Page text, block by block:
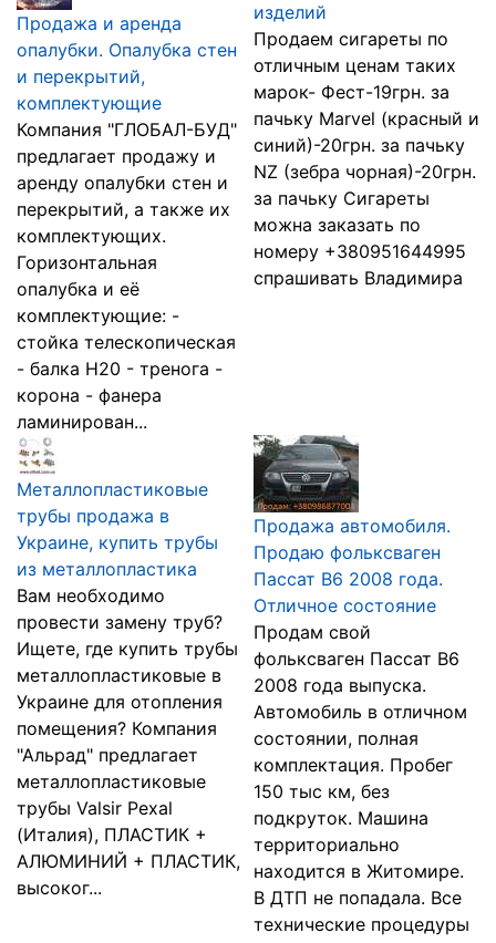
Продажа и аренда
опалубки. Опалубка стен
и перекрытий,
комплектующие
Компания "ГЛОБАЛ-БУД"
предлагает продажу и
аренду опалубки стен и
перекрытий, а также их
комплектующих.
Горизонтальная
опалубка и её
комплектующие: -
стойка телескопическая
- балка Н20 - тренога -
корона - фанера
ламинирован...
изделий
Продаем сигареты по
отличным ценам таких
марок- Фест-19грн. за
пачьку Marvel (красный и
синий)-20грн. за пачьку
NZ (зебра чорная)-20грн.
за пачьку Сигареты
можна заказать по
номеру +380951644995
спрашивать Владимира
Металлопластиковые
трубы продажа в
Украине, купить трубы
из металлопластика
Вам необходимо
провести замену труб?
Ищете, где купить трубы
металлопластиковые в
Украине для отопления
помещения? Компания
"Альрад" предлагает
металлопластиковые
трубы Valsir Pexal
(Италия), ПЛАСТИК +
АЛЮМИНИЙ + ПЛАСТИК,
высоког...
Продажа автомобиля.
Продаю фольксваген
Пассат B6 2008 года.
Отличное состояние
Продам свой
фольксваген Пассат B6
2008 года выпуска.
Автомобиль в отличном
состоянии, полная
комплектация. Пробег
150 тыс км, без
подкруток. Машина
территориально
находится в Житомире.
В ДТП не попадала. Все
технические процедуры